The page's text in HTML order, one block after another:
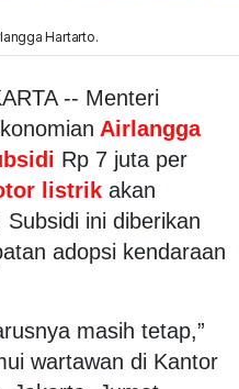
Hartarto.
-- Menteri
Airlangga
Rp 7 juta per
listrik akan
ini diberikan
adopsi kendaraan
masih tetap,”
wartawan di Kantor